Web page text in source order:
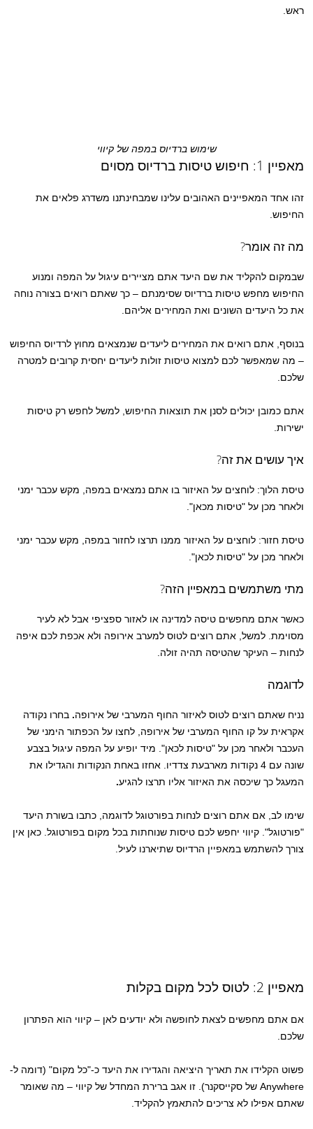
ראש.
שימוש ברדיוס במפה של קיווי
מאפיין 1: חיפוש טיסות ברדיוס מסוים
זהו אחד המאפיינים האהובים עלינו שמבחינתנו משדרג פלאים את
החיפוש.
מה זה אומר?
שבמקום להקליד את שם היעד אתם מציירים עיגול על המפה ומנוע
החיפוש מחפש טיסות ברדיוס שסימנתם – כך שאתם רואים בצורה נוחה
את כל היעדים השונים ואת המחירים אליהם.
בנוסף, אתם רואים את המחירים ליעדים שנמצאים מחוץ לרדיוס החיפוש
– מה שמאפשר לכם למצוא טיסות זולות ליעדים יחסית קרובים למטרה
שלכם.
אתם כמובן יכולים לסנן את תוצאות החיפוש, למשל לחפש רק טיסות
ישירות.
איך עושים את זה?
טיסת הלוך: לוחצים על האיזור בו אתם נמצאים במפה, מקש עכבר ימני
ולאחר מכן על "טיסות מכאן".
טיסת חזור: לוחצים על האיזור ממנו תרצו לחזור במפה, מקש עכבר ימני
ולאחר מכן על "טיסות לכאן".
מתי משתמשים במאפיין הזה?
כאשר אתם מחפשים טיסה למדינה או לאזור ספציפי אבל לא לעיר
מסוימת. למשל, אתם רוצים לטוס למערב אירופה ולא אכפת לכם איפה
לנחות – העיקר שהטיסה תהיה זולה.
לדוגמה
נניח שאתם רוצים לטוס לאיזור החוף המערבי של אירופה.בחרו נקודה
אקראית על קו החוף המערבי של אירופה, לחצו על הכפתור הימני של
העכבר ולאחר מכן על "טיסות לכאן". מיד יופיע על המפה עיגול בצבע
שונה עם 4 נקודות מארבעת צדדיו. אחזו באחת הנקודות והגדילו את
המעגל כך שיכסה את האיזור אליו תרצו להגיע.
שימו לב, אם אתם רוצים לנחות בפורטוגל לדוגמה, כתבו בשורת היעד
"פורטוגל". קיווי יחפש לכם טיסות שנוחתות בכל מקום בפורטוגל. כאן אין
צורך להשתמש במאפיין הרדיוס שתיארנו לעיל.
מאפיין 2: לטוס לכל מקום בקלות
אם אתם מחפשים לצאת לחופשה ולא יודעים לאן – קיווי הוא הפתרון
שלכם.
פשוט הקלידו את תאריך היציאה והגדירו את היעד כ-"כל מקום" (דומה ל-
Anywhere של סקייסקנר). זו אגב ברירת המחדל של קיווי – מה שאומר
שאתם אפילו לא צריכים להתאמץ להקליד.